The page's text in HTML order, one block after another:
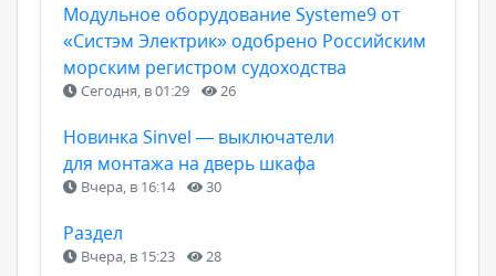
Модульное оборудование Systeme9 от
«Систэм Электрик» одобрено Российским
морским регистром судоходства
Сегодня, в 01:29 26
Новинка Sinvel — выключатели
для монтажа на дверь шкафа
Вчера, в 16:14 30
Раздел
Вчера, в 15:23 28